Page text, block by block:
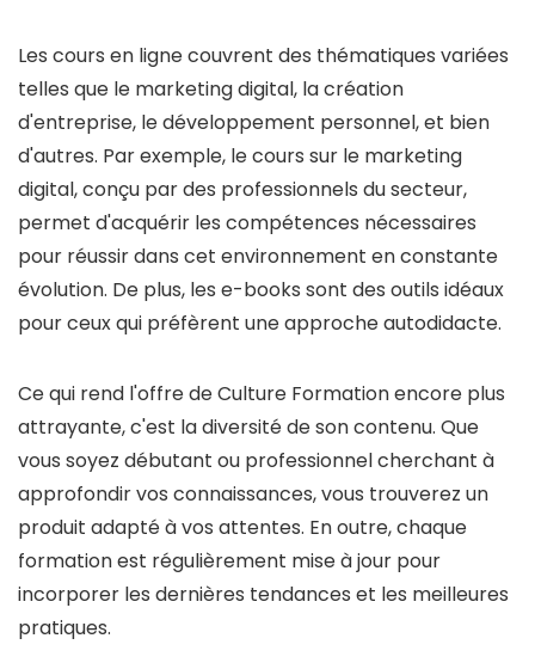
Les cours en ligne couvrent des thématiques variées
telles que le marketing digital, la création
d'entreprise, le développement personnel, et bien
d'autres. Par exemple, le cours sur le marketing
digital, conçu par des professionnels du secteur,
permet d'acquérir les compétences nécessaires
pour réussir dans cet environnement en constante
évolution. De plus, les e-books sont des outils idéaux
pour ceux qui préfèrent une approche autodidacte.
Ce qui rend l'offre de Culture Formation encore plus
attrayante, c'est la diversité de son contenu. Que
vous soyez débutant ou professionnel cherchant à
approfondir vos connaissances, vous trouverez un
produit adapté à vos attentes. En outre, chaque
formation est régulièrement mise à jour pour
incorporer les dernières tendances et les meilleures
pratiques.